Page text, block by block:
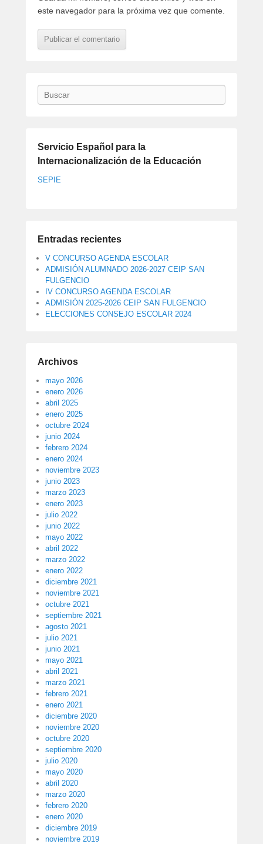
este navegador para la próxima vez que comente.
Buscar
Servicio Español para la
Internacionalización de la Educación
SEPIE
Entradas recientes
V CONCURSO AGENDA ESCOLAR
ADMISIÓN ALUMNADO 2026-2027 CEIP SAN
FULGENCIO
IV CONCURSO AGENDA ESCOLAR
ADMISIÓN 2025-2026 CEIP SAN FULGENCIO
ELECCIONES CONSEJO ESCOLAR 2024
Archivos
mayo 2026
enero 2026
abril 2025
enero 2025
octubre 2024
junio 2024
febrero 2024
enero 2024
noviembre 2023
junio 2023
marzo 2023
enero 2023
julio 2022
junio 2022
mayo 2022
abril 2022
marzo 2022
enero 2022
diciembre 2021
noviembre 2021
octubre 2021
septiembre 2021
agosto 2021
julio 2021
junio 2021
mayo 2021
abril 2021
marzo 2021
febrero 2021
enero 2021
diciembre 2020
noviembre 2020
octubre 2020
septiembre 2020
julio 2020
mayo 2020
abril 2020
marzo 2020
febrero 2020
enero 2020
diciembre 2019
noviembre 2019